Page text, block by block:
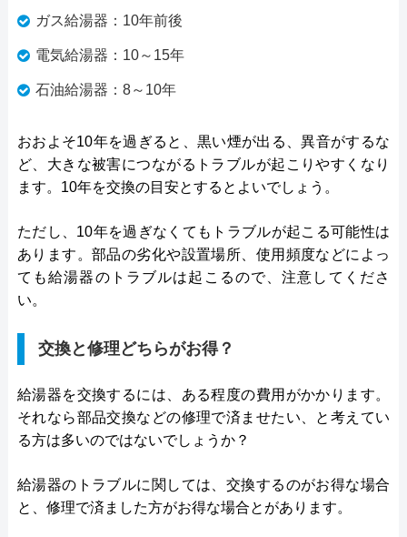
ガス給湯器：10年前後
電気給湯器：10～15年
石油給湯器：8～10年
おおよそ10年を過ぎると、黒い煙が出る、異音がするな
ど、大きな被害につながるトラブルが起こりやすくなり
ます。10年を交換の目安とするとよいでしょう。
ただし、10年を過ぎなくてもトラブルが起こる可能性は
あります。部品の劣化や設置場所、使用頻度などによっ
ても給湯器のトラブルは起こるので、注意してくださ
い。
交換と修理どちらがお得？
給湯器を交換するには、ある程度の費用がかかります。
それなら部品交換などの修理で済ませたい、と考えてい
る方は多いのではないでしょうか？
給湯器のトラブルに関しては、交換するのがお得な場合
と、修理で済ました方がお得な場合とがあります。